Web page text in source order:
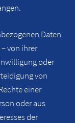
Daten
von ihrer
oder
von
einer
oder aus
der